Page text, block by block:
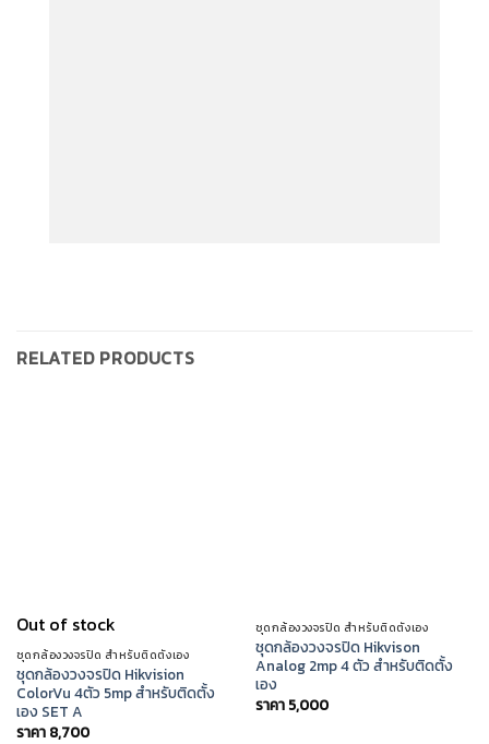
RELATED PRODUCTS
Out of stock
ชุดกล้องวงจรปิด สำหรับติดตั้งเอง
ชุดกล้องวงจรปิด Hikvision
ColorVu 4ตัว 5mp สำหรับติดตั้ง
เอง SET A
ราคา 8,700
ชุดกล้องวงจรปิด สำหรับติดตั้งเอง
ชุดกล้องวงจรปิด Hikvison
Analog 2mp 4 ตัว สำหรับติดตั้ง
เอง
ราคา 5,000